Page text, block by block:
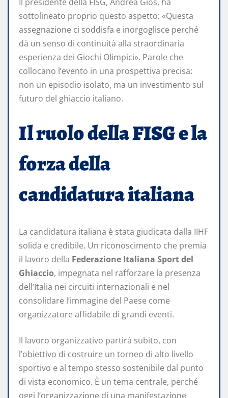
sottolineato proprio questo aspetto: «Questa
assegnazione ci soddisfa e inorgoglisce perché
dà un senso di continuità alla straordinaria
esperienza dei Giochi Olimpici». Parole che
collocano l’evento in una prospettiva precisa:
non un episodio isolato, ma un investimento sul
futuro del ghiaccio italiano.
Il ruolo della FISG e la
forza della
candidatura italiana
La candidatura italiana è stata giudicata dalla IIHF
solida e credibile. Un riconoscimento che premia
il lavoro della Federazione Italiana Sport del
Ghiaccio, impegnata nel rafforzare la presenza
dell’Italia nei circuiti internazionali e nel
consolidare l’immagine del Paese come
organizzatore affidabile di grandi eventi.
Il lavoro organizzativo partirà subito, con
l’obiettivo di costruire un torneo di alto livello
sportivo e al tempo stesso sostenibile dal punto
di vista economico. È un tema centrale, perché
oggi l’organizzazione di una manifestazione